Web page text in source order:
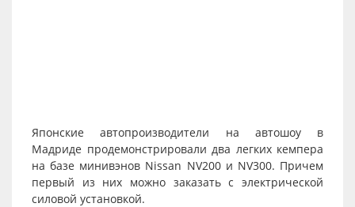
Японские автопроизводители на автошоу в
Мадриде продемонстрировали два легких кемпера
на базе минивэнов Nissan NV200 и NV300. Причем
первый из них можно заказать с электрической
силовой установкой.